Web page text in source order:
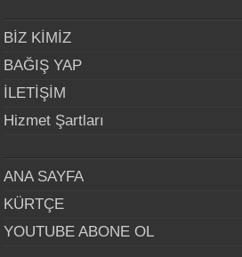
BİZ KİMİZ
BAĞIŞ YAP
İLETİŞİM
Hizmet Şartları
ANA SAYFA
KÜRTÇE
YOUTUBE ABONE OL